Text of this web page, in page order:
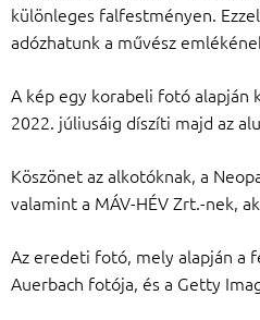
különleges falfestményen.
adózhatunk a művész
A kép egy korabeli fotó alapján
2022. júliusáig díszíti majd az
Köszönet az alkotóknak, a
valamint a MÁV-HÉV Zrt.-nek,
Az eredeti fotó, mely alapján a
Auerbach fotója, és a Getty